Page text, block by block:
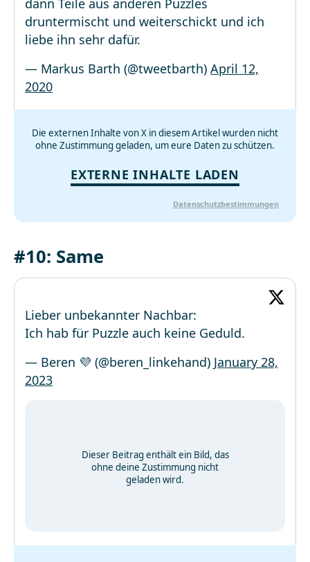
dann Teile aus anderen Puzzles
druntermischt und weiterschickt und ich
liebe ihn sehr dafür.
— Markus Barth (@tweetbarth) April 12,
2020
Die externen Inhalte von X in diesem Artikel wurden nicht
ohne Zustimmung geladen, um eure Daten zu schützen.
EXTERNE INHALTE LADEN
Datenschutzbestimmungen
#10: Same
Lieber unbekannter Nachbar:
Ich hab für Puzzle auch keine Geduld.
— Beren 💜 (@beren_linkehand) January 28,
2023
Dieser Beitrag enthält ein Bild, das
ohne deine Zustimmung nicht
geladen wird.